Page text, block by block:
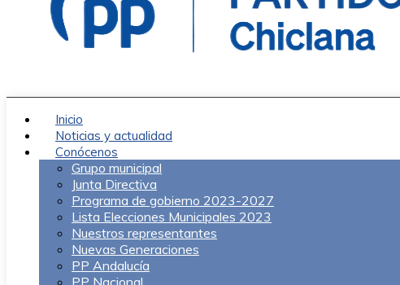
Inicio
Noticias y actualidad
Conócenos
Grupo municipal
Junta Directiva
Programa de gobierno 2023-2027
Lista Elecciones Municipales 2023
Nuestros representantes
Nuevas Generaciones
PP Andalucía
PP Nacional